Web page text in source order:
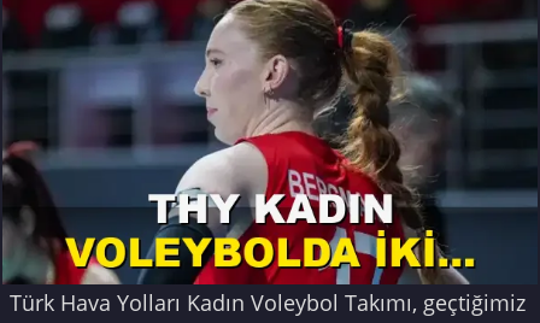
Türk Hava Yolları Kadın Voleybol Takımı, geçtiğimiz